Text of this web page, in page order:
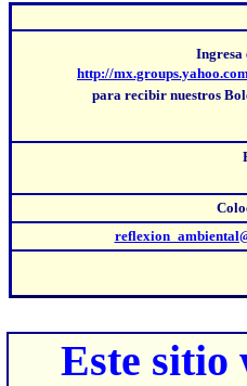
Ingresa
http://
para recibir nuestros
Este sitio